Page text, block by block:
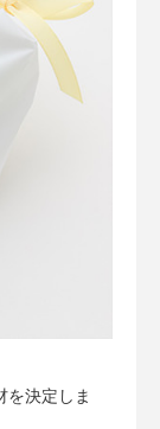
を決定しま